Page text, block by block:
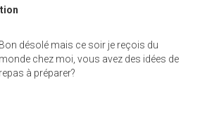
Bon désolé mais ce soir je reçois du
monde chez moi, vous avez des idées de
repas à préparer?